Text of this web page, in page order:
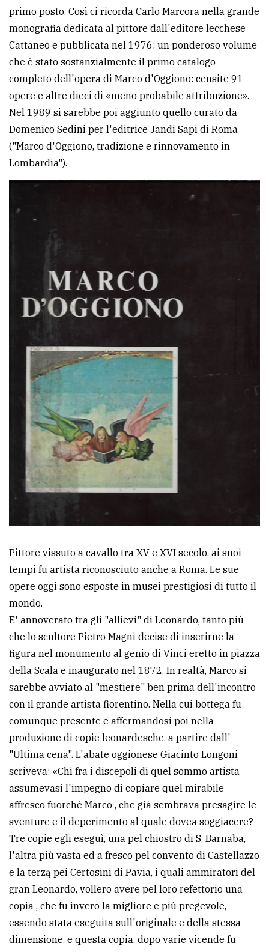
primo posto. Così ci ricorda Carlo Marcora nella grande
monografia dedicata al pittore dall'editore lecchese
Cattaneo e pubblicata nel 1976: un ponderoso volume
che è stato sostanzialmente il primo catalogo
completo dell'opera di Marco d'Oggiono: censite 91
opere e altre dieci di «meno probabile attribuzione».
Nel 1989 si sarebbe poi aggiunto quello curato da
Domenico Sedini per l'editrice Jandi Sapi di Roma
("Marco d'Oggiono, tradizione e rinnovamento in
Lombardia").
Pittore vissuto a cavallo tra XV e XVI secolo, ai suoi
tempi fu artista riconosciuto anche a Roma. Le sue
opere oggi sono esposte in musei prestigiosi di tutto il
mondo.
E' annoverato tra gli "allievi" di Leonardo, tanto più
che lo scultore Pietro Magni decise di inserirne la
figura nel monumento al genio di Vinci eretto in piazza
della Scala e inaugurato nel 1872. In realtà, Marco si
sarebbe avviato al "mestiere" ben prima dell'incontro
con il grande artista fiorentino. Nella cui bottega fu
comunque presente e affermandosi poi nella
produzione di copie leonardesche, a partire dall'
"Ultima cena". L'abate oggionese Giacinto Longoni
scriveva: «Chi fra i discepoli di quel sommo artista
assumevasi l'impegno di copiare quel mirabile
affresco fuorché Marco , che già sembrava presagire le
sventure e il deperimento al quale dovea soggiacere?
Tre copie egli eseguì, una pel chiostro di S. Barnaba,
l'altra più vasta ed a fresco pel convento di Castellazzo
e la terzą pei Certosini di Pavia, i quali ammiratori del
gran Leonardo, vollero avere pel loro refettorio una
copia , che fu invero la migliore e più pregevole,
essendo stata eseguita sull'originale e della stessa
dimensione, e questa copia, dopo varie vicende fu